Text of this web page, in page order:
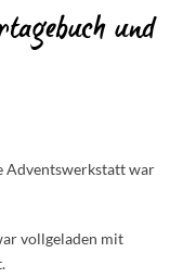
und
Adventswerkstatt war
vollgeladen mit